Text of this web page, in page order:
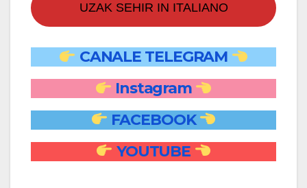
UZAK SEHIR IN ITALIANO
CANALE TELEGRAM
Instagram
FACEBOOK
YOUTUBE